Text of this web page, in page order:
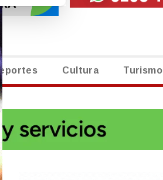
Cultura Turismo